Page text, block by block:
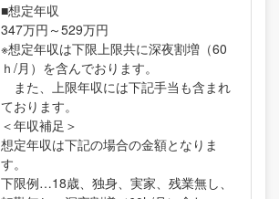
■想定年収
347万円～529万円
※想定年収は下限上限共に深夜割増（60
ｈ/月）を含んでおります。
また、上限年収には下記手当も含まれ
ております。
＜年収補足＞
想定年収は下記の場合の金額となりま
す。
下限例…18歳、独身、実家、残業無し、